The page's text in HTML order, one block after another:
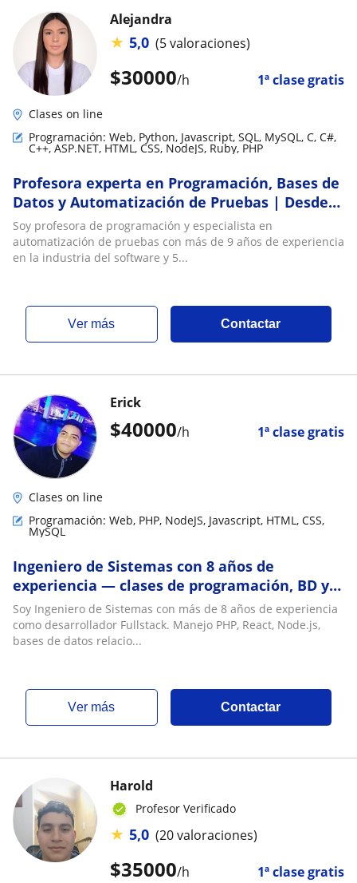
$30000/h 1ª clase gratis
Alejandra
★ 5,0 (5 valoraciones)
Clases on line
Programación: Web, Python, Javascript, SQL, MySQL, C, C#,
C++, ASP.NET, HTML, CSS, NodeJS, Ruby, PHP
Profesora experta en Programación, Bases de
Datos y Automatización de Pruebas | Desde
cero hasta nivel avanzado
Soy profesora de programación y especialista en
automatización de pruebas con más de 9 años de experiencia
en la industria del software y 5...
ver más Contactar
$40000/h 1ª clase gratis
Erick
Clases on line
Programación: Web, PHP, NodeJS, Javascript, HTML, CSS,
MySQL
Ingeniero de Sistemas con 8 años de
experiencia — clases de programación, BD y
refuerzo escolar online
Soy Ingeniero de Sistemas con más de 8 años de experiencia
como desarrollador Fullstack. Manejo PHP, React, Node.js,
bases de datos relacio...
ver más Contactar
$35000/h 1ª clase gratis
Harold
Profesor Verificado
★ 5,0 (20 valoraciones)